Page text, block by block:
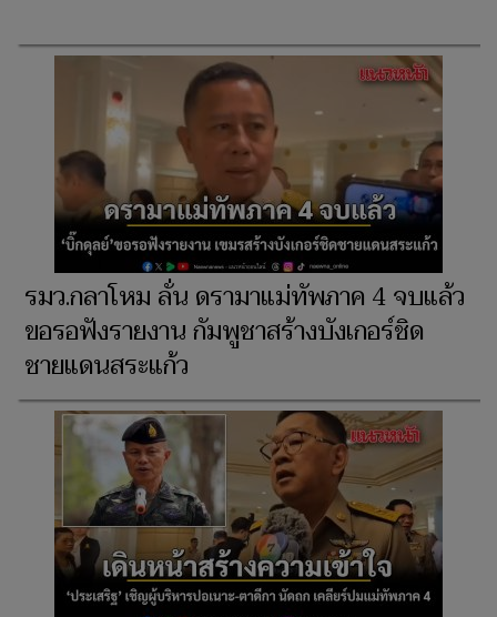
รมว.กลาโหม ลั่น ดรามาแม่ทัพภาค 4 จบแล้ว
ขอรอฟังรายงาน กัมพูชาสร้างบังเกอร์ชิด
ชายแดนสระแก้ว